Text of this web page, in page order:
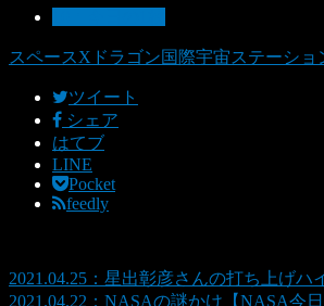
スペースX ドラゴン国際宇宙ステーショ
ツイート
シェア
はてブ
LINE
Pocket
feedly
2021.04.25：星出彰彦さんの打ち上げハ
2021.04.22：NASAの謎かけ【NASA今日